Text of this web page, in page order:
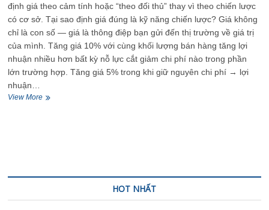
định giá theo cảm tính hoặc “theo đối thủ” thay vì theo chiến lược
có cơ sở. Tại sao định giá đúng là kỹ năng chiến lược? Giá không
chỉ là con số — giá là thông điệp bạn gửi đến thị trường về giá trị
của mình. Tăng giá 10% với cùng khối lượng bán hàng tăng lợi
nhuận nhiều hơn bất kỳ nỗ lực cắt giảm chi phí nào trong phần
lớn trường hợp. Tăng giá 5% trong khi giữ nguyên chi phí → lợi
nhuận…
View MoreKỹ
HOT NHẤT